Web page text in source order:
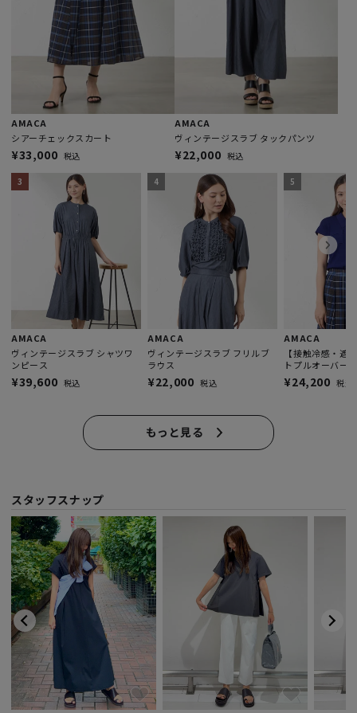
AMACA
シアーチェックスカート
¥33,000 税込
AMACA
ヴィンテージスラブ タックパンツ
¥22,000 税込
3
AMACA
ヴィンテージスラブ シャツワ
ンピース
¥39,600 税込
4
AMACA
ヴィンテージスラブ フリルブ
ラウス
¥22,000 税込
5
AMACA
【接触冷感・遮
トプルオーバー
¥24,200 税込
もっと見る
スタッフスナップ